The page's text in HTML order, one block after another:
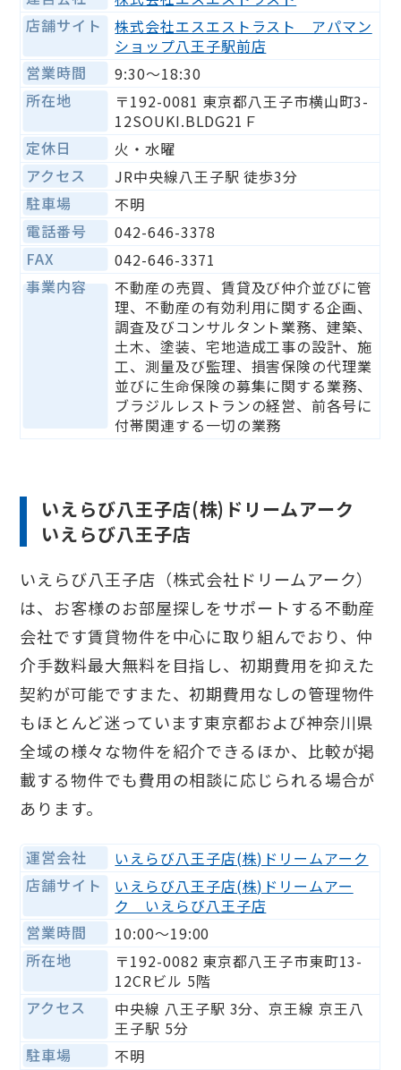
店舗サイト
株式会社エスエストラスト アパマン
ショップ八王子駅前店
営業時間
9:30〜18:30
所在地
〒192-0081 東京都八王子市横山町3-
12SOUKI.BLDG21Ｆ
定休日
火・水曜
アクセス
JR中央線八王子駅 徒歩3分
駐車場
不明
電話番号
042-646-3378
FAX
042-646-3371
事業内容
不動産の売買、賃貸及び仲介並びに管
理、不動産の有効利⽤に関する企画、
調査及びコンサルタント業務、建築、
⼟⽊、塗装、宅地造成⼯事の設計、施
⼯、測量及び監理、損害保険の代理業
並びに⽣命保険の募集に関する業務、
ブラジルレストランの経営、前各号に
付帯関連する⼀切の業務
いえらび八王子店(株)ドリームアーク
いえらび八王子店
いえらび八王子店（株式会社ドリームアーク）
は、お客様のお部屋探しをサポートする不動産
会社です賃貸物件を中心に取り組んでおり、仲
介手数料最大無料を目指し、初期費用を抑えた
契約が可能ですまた、初期費用なしの管理物件
もほとんど迷っています東京都および神奈川県
全域の様々な物件を紹介できるほか、比較が掲
載する物件でも費用の相談に応じられる場合が
あります。
運営会社
いえらび八王子店(株)ドリームアーク
店舗サイト
いえらび八王子店(株)ドリームアー
ク いえらび八王子店
営業時間
10:00〜19:00
所在地
〒192-0082 東京都八王子市東町13-
12CRビル 5階
アクセス
中央線 八王子駅 3分、京王線 京王八
王子駅 5分
駐車場
不明